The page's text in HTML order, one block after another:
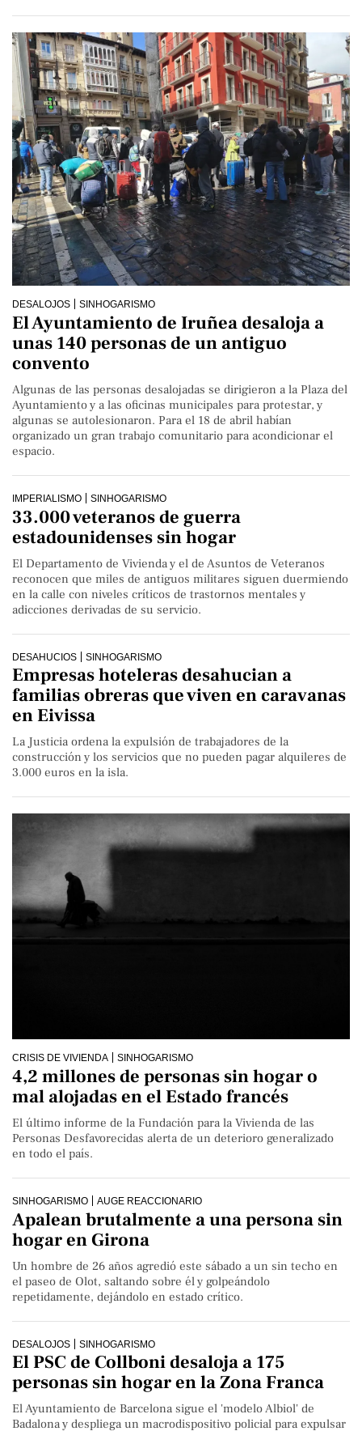
DESALOJOS SINHOGARISMO
El Ayuntamiento de Iruñea desaloja a
unas 140 personas de un antiguo
convento
Algunas de las personas desalojadas se dirigieron a la Plaza del
Ayuntamiento y a las oficinas municipales para protestar, y
algunas se autolesionaron. Para el 18 de abril habían
organizado un gran trabajo comunitario para acondicionar el
espacio.
IMPERIALISMO SINHOGARISMO
33.000 veteranos de guerra
estadounidenses sin hogar
El Departamento de Vivienda y el de Asuntos de Veteranos
reconocen que miles de antiguos militares siguen duermiendo
en la calle con niveles críticos de trastornos mentales y
adicciones derivadas de su servicio.
DESAHUCIOS SINHOGARISMO
Empresas hoteleras desahucian a
familias obreras que viven en caravanas
en Eivissa
​La Justicia ordena la expulsión de trabajadores de la
construcción y los servicios que no pueden pagar alquileres de
3.000 euros en la isla.
CRISIS DE VIVIENDA SINHOGARISMO
4,2 millones de personas sin hogar o
mal alojadas en el Estado francés
El último informe de la Fundación para la Vivienda de las
Personas Desfavorecidas alerta de un deterioro generalizado
en todo el país.
SINHOGARISMO AUGE REACCIONARIO
Apalean brutalmente a una persona sin
hogar en Girona
Un hombre de 26 años agredió este sábado a un sin techo en
el paseo de Olot, saltando sobre él y golpeándolo
repetidamente, dejándolo en estado crítico.
DESALOJOS SINHOGARISMO
El PSC de Collboni desaloja a 175
personas sin hogar en la Zona Franca
El Ayuntamiento de Barcelona sigue el 'modelo Albiol' de
Badalona y despliega un macrodispositivo policial para expulsar